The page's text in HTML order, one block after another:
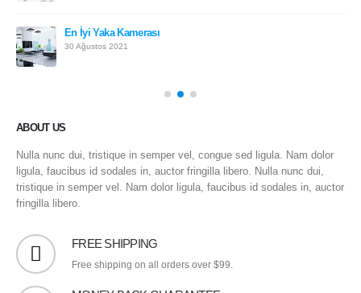
En İyi Yaka Kamerası
30 Ağustos 2021
ABOUT US
Nulla nunc dui, tristique in semper vel, congue sed ligula. Nam dolor
ligula, faucibus id sodales in, auctor fringilla libero. Nulla nunc dui,
tristique in semper vel. Nam dolor ligula, faucibus id sodales in, auctor
fringilla libero.
FREE SHIPPING
Free shipping on all orders over $99.